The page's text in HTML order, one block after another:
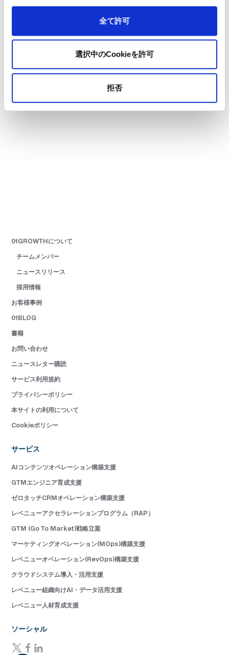
全て許可
選択中のCookieを許可
拒否
01GROWTHについて
チームメンバー
ニュースリリース
採用情報
お客様事例
01BLOG
書籍
お問い合わせ
ニュースレター購読
サービス利用規約
プライバシーポリシー
本サイトの利用について
Cookieポリシー
サービス
AIコンテンツオペレーション構築支援
GTMエンジニア育成支援
ゼロタッチCRMオペレーション構築支援
レベニューアクセラレーションプログラム（RAP）
GTM (Go To Market)戦略立案
マーケティングオペレーション(MOps)構築支援
レベニューオペレーション(RevOps)構築支援
クラウドシステム導入・活用支援
レベニュー組織向けAI・データ活用支援
レベニュー人材育成支援
ソーシャル